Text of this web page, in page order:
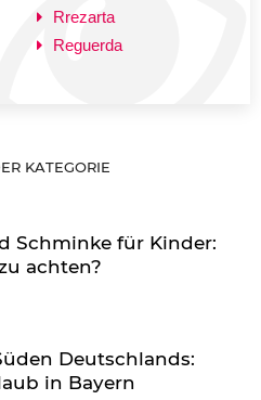
Rrezarta
Reguerda
KATEGORIE
Schminke für Kinder:
achten?
Deutschlands:
in Bayern